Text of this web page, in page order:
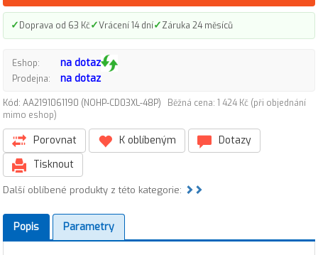
✓Doprava od 63 Kč✓Vrácení 14 dní✓Záruka 24 měsíců
Eshop: na dotaz
Prodejna: na dotaz
Kód: AA2191061190 (NOHP-CD03XL-48P)
Běžná cena: 1 424 Kč (při objednání
mimo eshop)
Porovnat K oblíbeným
Dotazy
Tisknout
Další oblíbené produkty z této kategorie:
Popis Parametry